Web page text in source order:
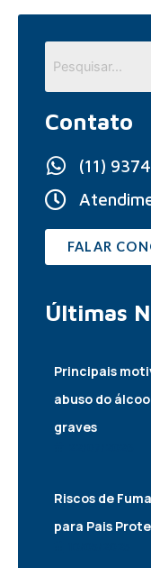
Contato
(11)
FALAR
Últimas
Principais
abuso do
graves
Riscos de
para Pais